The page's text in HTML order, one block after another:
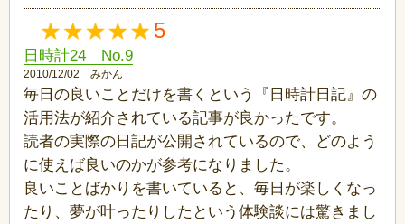
5
日時計24 No.9
2010/12/02 みかん
毎日の良いことだけを書くという『日時計日記』の
活用法が紹介されている記事が良かったです。
読者の実際の日記が公開されているので、どのよう
に使えば良いのかが参考になりました。
良いことばかりを書いていると、毎日が楽しくなっ
たり、夢が叶ったりしたという体験談には驚きまし